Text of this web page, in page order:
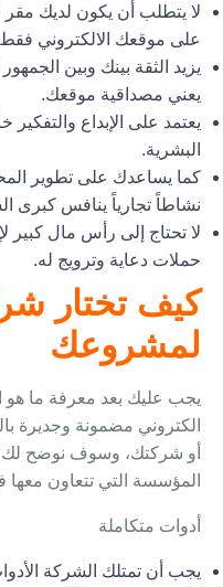
لا يتطلب أن يكون لديك مقر
على موقعك الالكتروني
يزيد الثقة بينك وبين
يعني مصداقية موقعك.
يعتمد على الإبداع
البشرية.
كما يساعدك على تطوير
نشاطاً تجارياً ينافس كبرى
لا تحتاج إلى رأس مال كبير
حملات دعاية وترويج له.
كيف تختار
لمشروعك
الكتروني مضمونة وجديرة
أو شركتك، وسوف نوضح لك
المؤسسة التي تتعاون معها
أدوات متكاملة
يجب أن تمتلك الشركة